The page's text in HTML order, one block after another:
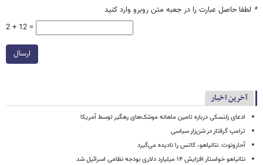
* لطفا حاصل عبارت را در جعبه متن روبرو وارد کنید
2 + 12 =
ارسال
آخرین اخبار
ادعای زلنسکی درباره تامین ماهانه موشک‌های رهگیر توسط آمریکا
ترامپ گرفتار در شن‌زار سیاسی
آحارونوت: نتانیاهو، کاتس را نادیده می‌گیرد
نتانیاهو خواستار افزایش ۱۴ میلیارد دلاری بودجه نظامی اسرائیل شد